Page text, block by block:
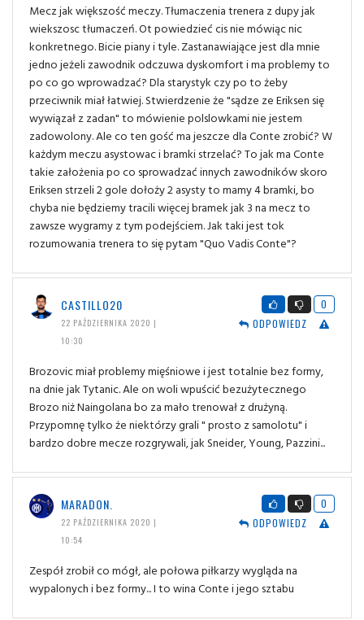
Mecz jak większość meczy. Tłumaczenia trenera z dupy jak
wiekszosc tłumaczeń. Ot powiedzieć cis nie mówiąc nic
konkretnego. Bicie piany i tyle. Zastanawiające jest dla mnie
jedno jeżeli zawodnik odczuwa dyskomfort i ma problemy to
po co go wprowadzać? Dla starystyk czy po to żeby
przeciwnik miał łatwiej. Stwierdzenie że "sądze ze Eriksen się
wywiązał z zadan" to mówienie polslowkami nie jestem
zadowolony. Ale co ten gość ma jeszcze dla Conte zrobić? W
każdym meczu asystowac i bramki strzelać? To jak ma Conte
takie założenia po co sprowadzać innych zawodników skoro
Eriksen strzeli 2 gole dołoży 2 asysty to mamy 4 bramki, bo
chyba nie będziemy tracili więcej bramek jak 3 na mecz to
zawsze wygramy z tym podejściem. Jak taki jest tok
rozumowania trenera to się pytam "Quo Vadis Conte"?
CASTILLO20
22 PAŹDZIERNIKA 2020 |
10:30
0
ODPOWIEDZ
Brozovic miał problemy mięśniowe i jest totalnie bez formy,
na dnie jak Tytanic. Ale on woli wpuścić bezużytecznego
Brozo niż Naingolana bo za mało trenował z drużyną.
Przypomnę tylko że niektórzy grali " prosto z samolotu" i
bardzo dobre mecze rozgrywali, jak Sneider, Young, Pazzini...
MARADON.
22 PAŹDZIERNIKA 2020 |
10:54
0
ODPOWIEDZ
Zespół zrobił co mógł, ale połowa piłkarzy wygląda na
wypalonych i bez formy... I to wina Conte i jego sztabu